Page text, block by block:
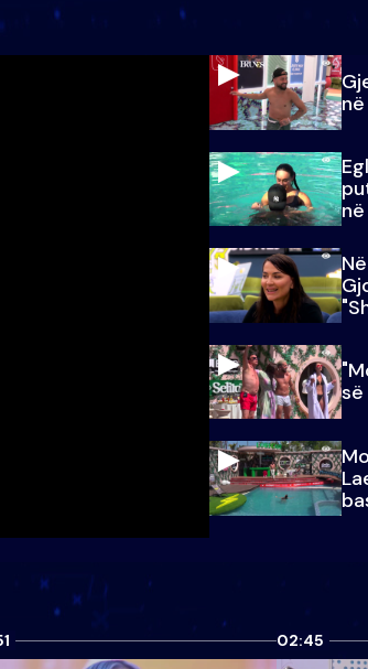
së
02:45